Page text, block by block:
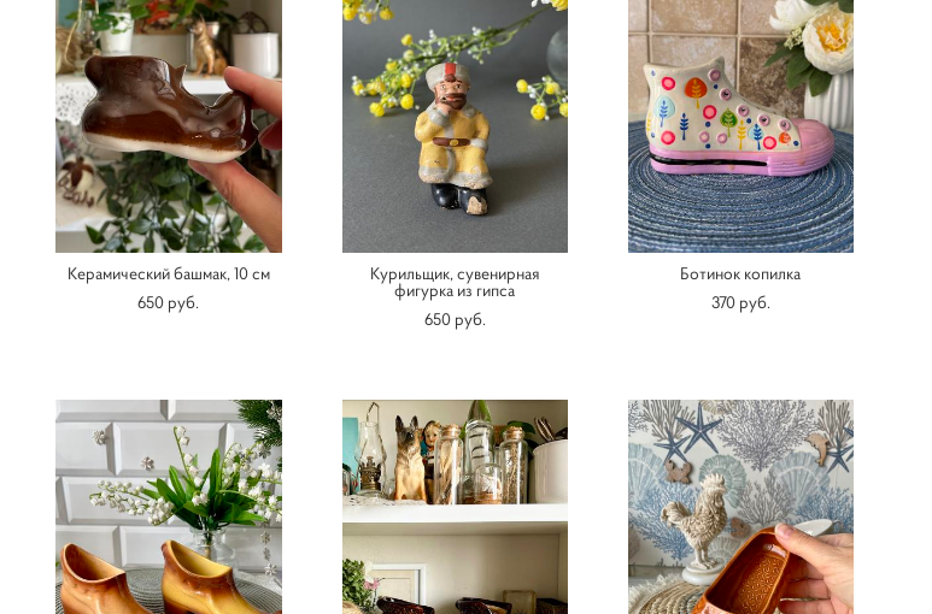
Керамический башмак, 10 см
650 pуб.
Курильщик, сувенирная
фигурка из гипса
650 pуб.
Ботинок копилка
370 pуб.